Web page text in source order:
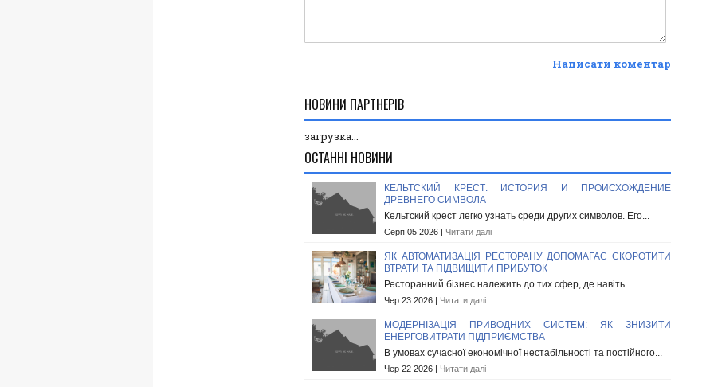
Написати коментар
НОВИНИ ПАРТНЕРІВ
загрузка...
ОСТАННІ НОВИНИ
КЕЛЬТСКИЙ КРЕСТ: ИСТОРИЯ И ПРОИСХОЖДЕНИЕ
ДРЕВНЕГО СИМВОЛА
Кельтский крест легко узнать среди других символов. Его...
Серп 05 2026 | Читати далі
ЯК АВТОМАТИЗАЦІЯ РЕСТОРАНУ ДОПОМАГАЄ СКОРОТИТИ
ВТРАТИ ТА ПІДВИЩИТИ ПРИБУТОК
Ресторанний бізнес належить до тих сфер, де навіть...
Чер 23 2026 | Читати далі
МОДЕРНІЗАЦІЯ ПРИВОДНИХ СИСТЕМ: ЯК ЗНИЗИТИ
ЕНЕРГОВИТРАТИ ПІДПРИЄМСТВА
В умовах сучасної економічної нестабільності та постійного...
Чер 22 2026 | Читати далі